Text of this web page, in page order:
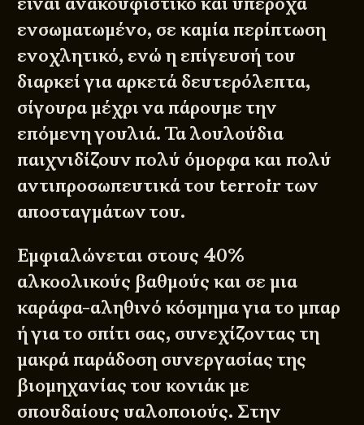
ενσωματωμένο, σε καμία περίπτωση
ενοχλητικό, ενώ η επίγευσή του
διαρκεί για αρκετά δευτερόλεπτα,
σίγουρα μέχρι να πάρουμε την
επόμενη γουλιά. Τα λουλούδια
παιχνιδίζουν πολύ όμορφα και πολύ
αντιπροσωπευτικά του terroir των
αποσταγμάτων του.
Εμφιαλώνεται στους 40%
αλκοολικούς βαθμούς και σε μια
καράφα-αληθινό κόσμημα για το μπαρ
ή για το σπίτι σας, συνεχίζοντας τη
μακρά παράδοση συνεργασίας της
βιομηχανίας του κονιάκ με
σπουδαίους υαλοποιούς. Στην